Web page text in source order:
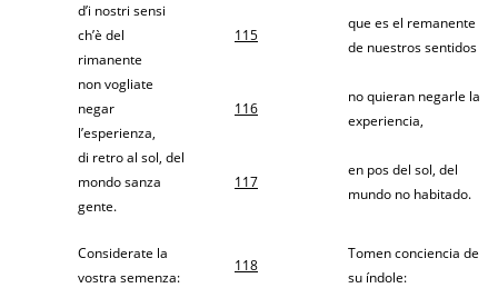
d’i nostri sensi
ch’è del
rimanente
115
que es el remanente
de nuestros sentidos
non vogliate
negar
l’esperienza,
116
no quieran negarle la
experiencia,
di retro al sol, del
mondo sanza
gente.
117
en pos del sol, del
mundo no habitado.
Considerate la
vostra semenza:
118
Tomen conciencia de
su índole: